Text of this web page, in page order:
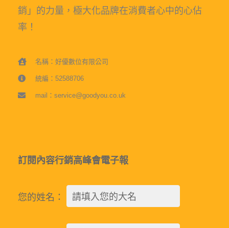
銷」的力量，極大化品牌在消費者心中的心佔
率！
名稱：好優數位有限公司
統編：52588706
mail：service@goodyou.co.uk
訂閱內容行銷高峰會電子報
您的姓名：